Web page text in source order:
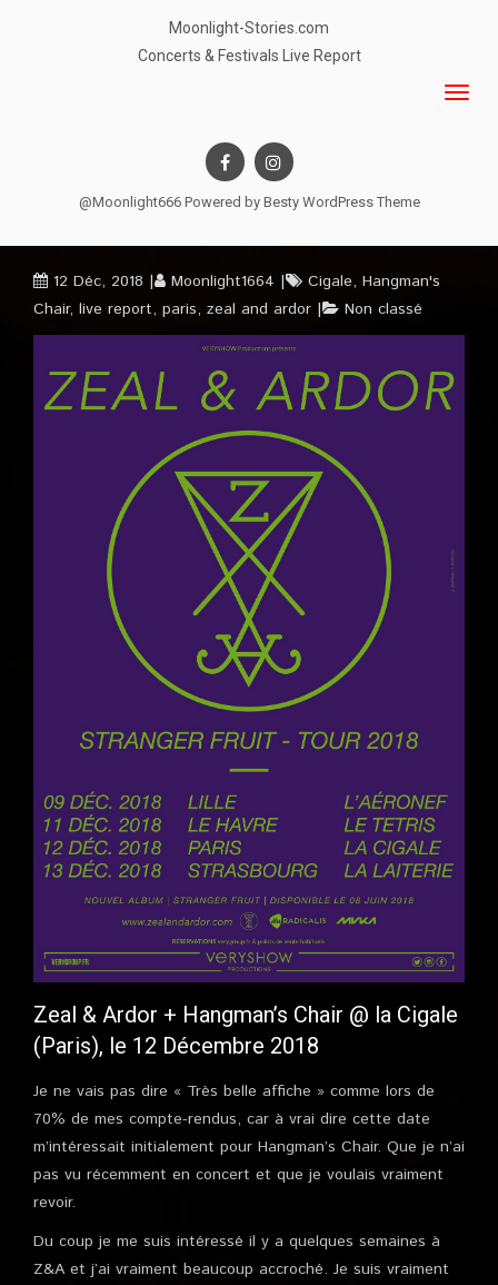
Moonlight-Stories.com
Concerts & Festivals Live Report
@Moonlight666 Powered by Besty WordPress Theme
12 Déc, 2018 Moonlight1664 Cigale, Hangman's
Chair, live report, paris, zeal and ardor Non classé
Zeal & Ardor + Hangman’s Chair @ la Cigale
(Paris), le 12 Décembre 2018
Je ne vais pas dire « Très belle affiche » comme lors de
70% de mes compte-rendus, car à vrai dire cette date
m’intéressait initialement pour Hangman’s Chair. Que je n’ai
pas vu récemment en concert et que je voulais vraiment
revoir.
Du coup je me suis intéressé il y a quelques semaines à
Z&A et j’ai vraiment beaucoup accroché. Je suis vraiment